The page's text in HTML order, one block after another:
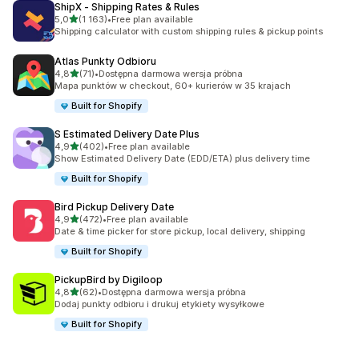
ShipX ‑ Shipping Rates & Rules
5,0na 5 gwiazdek
(1 163)
Łączna liczba recenzji: 1163
•Free plan available
Shipping calculator with custom shipping rules & pickup points
Atlas Punkty Odbioru
4,8na 5 gwiazdek
(71)
Łączna liczba recenzji: 71
•Dostępna darmowa wersja próbna
Mapa punktów w checkout, 60+ kurierów w 35 krajach
Built for Shopify
S Estimated Delivery Date Plus
4,9na 5 gwiazdek
(402)
Łączna liczba recenzji: 402
•Free plan available
Show Estimated Delivery Date (EDD/ETA) plus delivery time
Built for Shopify
Bird Pickup Delivery Date
4,9na 5 gwiazdek
(472)
Łączna liczba recenzji: 472
•Free plan available
Date & time picker for store pickup, local delivery, shipping
Built for Shopify
PickupBird by Digiloop
4,8na 5 gwiazdek
(62)
Łączna liczba recenzji: 62
•Dostępna darmowa wersja próbna
Dodaj punkty odbioru i drukuj etykiety wysyłkowe
Built for Shopify